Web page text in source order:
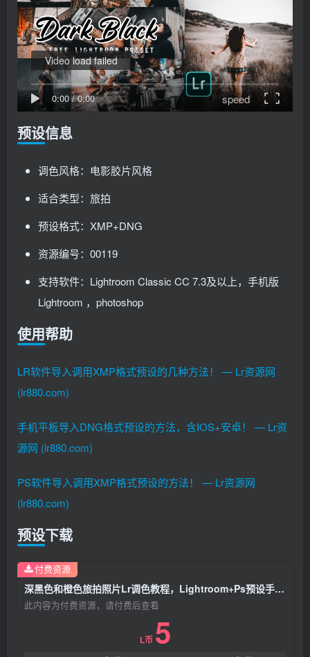
0:00/0:00 speed
Video load failed
预设信息
调色风格：电影胶片风格
适合类型：旅拍
预设格式：XMP+DNG
资源编号：00119
支持软件：Lightroom Classic CC 7.3及以上，手机版
Lightroom ，photoshop
使用帮助
LR软件导入调用XMP格式预设的几种方法！ — Lr资源网
(lr880.com)
手机平板导入DNG格式预设的方法，含IOS+安卓！ — Lr资
源网 (lr880.com)
PS软件导入调用XMP格式预设的方法！ — Lr资源网
(lr880.com)
预设下载
深黑色和橙色旅拍照片Lr调色教程，Lightroom+Ps预设手机滤镜下载！
此内容为付费资源，请付费后查看
L币 5
付费资源